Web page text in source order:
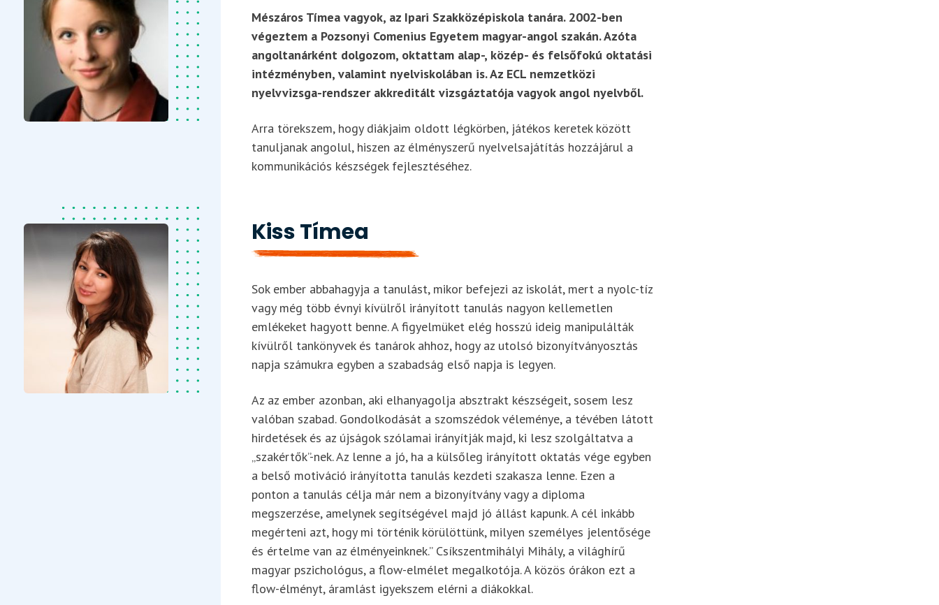
Mészáros Tímea vagyok, az Ipari Szakközépiskola tanára. 2002-ben
végeztem a Pozsonyi Comenius Egyetem magyar-angol szakán. Azóta
angoltanárként dolgozom, oktattam alap-, közép- és felsőfokú oktatási
intézményben, valamint nyelviskolában is. Az ECL nemzetközi
nyelvvizsga-rendszer akkreditált vizsgáztatója vagyok angol nyelvből.
Arra törekszem, hogy diákjaim oldott légkörben, játékos keretek között
tanuljanak angolul, hiszen az élményszerű nyelvelsajátítás hozzájárul a
kommunikációs készségek fejlesztéséhez.
Kiss Tímea
Sok ember abbahagyja a tanulást, mikor befejezi az iskolát, mert a nyolc-tíz
vagy még több évnyi kívülről irányított tanulás nagyon kellemetlen
emlékeket hagyott benne. A figyelmüket elég hosszú ideig manipulálták
kívülről tankönyvek és tanárok ahhoz, hogy az utolsó bizonyítványosztás
napja számukra egyben a szabadság első napja is legyen.
Az az ember azonban, aki elhanyagolja absztrakt készségeit, sosem lesz
valóban szabad. Gondolkodását a szomszédok véleménye, a tévében látott
hirdetések és az újságok szólamai irányítják majd, ki lesz szolgáltatva a
„szakértők”-nek. Az lenne a jó, ha a külsőleg irányított oktatás vége egyben
a belső motiváció irányította tanulás kezdeti szakasza lenne. Ezen a
ponton a tanulás célja már nem a bizonyítvány vagy a diploma
megszerzése, amelynek segítségével majd jó állást kapunk. A cél inkább
megérteni azt, hogy mi történik körülöttünk, milyen személyes jelentősége
és értelme van az élményeinknek.” Csíkszentmihályi Mihály, a világhírű
magyar pszichológus, a flow-elmélet megalkotója. A közös órákon ezt a
flow-élményt, áramlást igyekszem elérni a diákokkal.